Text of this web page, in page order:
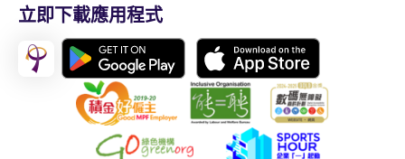
立即下載應用程式